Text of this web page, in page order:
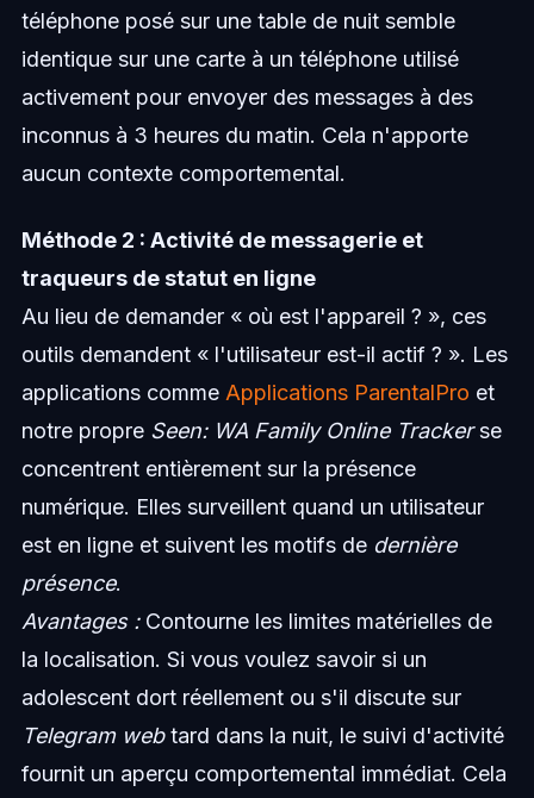
téléphone posé sur une table de nuit semble
identique sur une carte à un téléphone utilisé
activement pour envoyer des messages à des
inconnus à 3 heures du matin. Cela n'apporte
aucun contexte comportemental.
Méthode 2 : Activité de messagerie et
traqueurs de statut en ligne
Au lieu de demander « où est l'appareil ? », ces
outils demandent « l'utilisateur est-il actif ? ». Les
applications comme Applications ParentalPro et
notre propre Seen: WA Family Online Trackerse
concentrent entièrement sur la présence
numérique. Elles surveillent quand un utilisateur
est en ligne et suivent les motifs de dernière
présence.
Avantages :Contourne les limites matérielles de
la localisation. Si vous voulez savoir si un
adolescent dort réellement ou s'il discute sur
Telegram webtard dans la nuit, le suivi d'activité
fournit un aperçu comportemental immédiat. Cela